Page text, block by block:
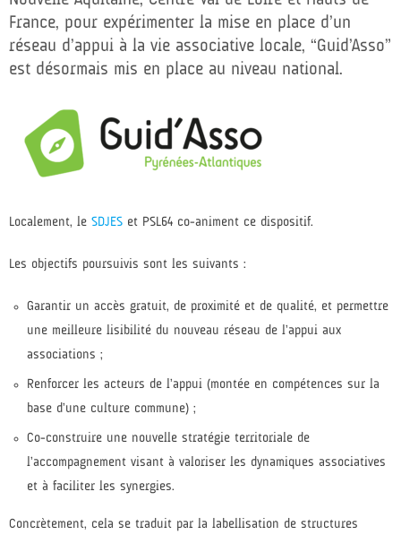
France, pour expérimenter la mise en place d’un
réseau d’appui à la vie associative locale, “Guid’Asso”
est désormais mis en place au niveau national.
Localement, le SDJES et PSL64 co-animent ce dispositif.
Les objectifs poursuivis sont les suivants :
Garantir un accès gratuit, de proximité et de qualité, et permettre
une meilleure lisibilité du nouveau réseau de l’appui aux
associations ;
Renforcer les acteurs de l’appui (montée en compétences sur la
base d’une culture commune) ;
Co-construire une nouvelle stratégie territoriale de
l’accompagnement visant à valoriser les dynamiques associatives
et à faciliter les synergies.
Concrètement, cela se traduit par la labellisation de structures